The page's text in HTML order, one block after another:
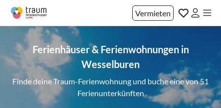
Vermieten
Ferienhäuser & Ferienwohnungen in
Wesselburen
Finde deine Traum-Ferienwohnung und buche eine von 51
Ferienunterkünften